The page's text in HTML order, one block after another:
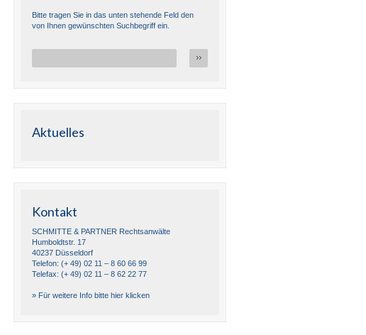
Bitte tragen Sie in das unten stehende Feld den
von Ihnen gewünschten Suchbegriff ein.
Aktuelles
Kontakt
SCHMITTE & PARTNER Rechtsanwälte
Humboldtstr. 17
40237 Düsseldorf
Telefon: (+ 49) 02 11 – 8 60 66 99
Telefax: (+ 49) 02 11 – 8 62 22 77
» Für weitere Info bitte hier klicken